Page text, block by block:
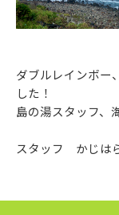
ダブルレインボー
した！
島の湯スタッフ、
スタッフ かじは